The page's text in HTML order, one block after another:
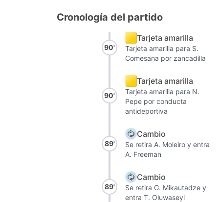
Cronología del partido
90'
Tarjeta amarilla
Tarjeta amarilla para S.
Comesana por zancadilla
90'
Tarjeta amarilla
Tarjeta amarilla para N.
Pepe por conducta
antideportiva
89'
Cambio
Se retira A. Moleiro y entra
A. Freeman
89'
Cambio
Se retira G. Mikautadze y
entra T. Oluwaseyi